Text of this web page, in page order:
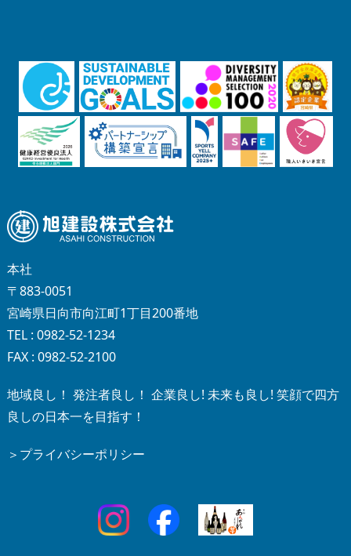
本社
〒883-0051
宮崎県日向市向江町1丁目200番地
TEL : 0982-52-1234
FAX : 0982-52-2100
地域良し！ 発注者良し！ 企業良し! 未来も良し! 笑顔で四方
良しの日本一を目指す！
＞プライバシーポリシー